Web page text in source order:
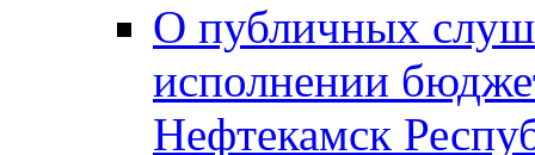
О публичных
исполнении
Нефтекамск